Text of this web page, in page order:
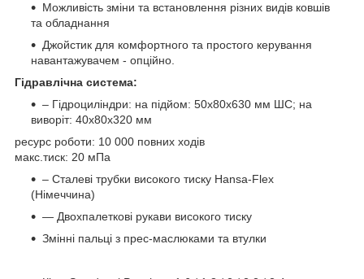
Можливість зміни та встановлення різних видів ковшів
та обладнання
Джойстик для комфортного та простого керування
навантажувачем - опційно.
Гідравлічна система:
– Гідроциліндри: на підйом: 50х80х630 мм ШС; на
виворіт: 40х80х320 мм
ресурс роботи: 10 000 повних ходів
макс.тиск: 20 мПа
– Сталеві трубки високого тиску Hansa-Flex
(Німеччина)
— Двохпалеткові рукави високого тиску
Змінні пальці з прес-маслюками та втулки